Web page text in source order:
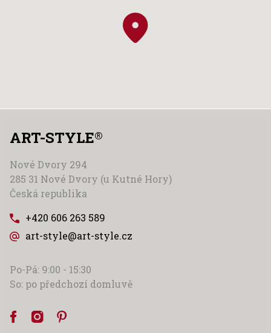
ART-STYLE®
Nové Dvory 294
285 31 Nové Dvory (u Kutné Hory)
Česká republika
+420 606 263 589
art-style@art-style.cz
Po-Pá: 9:00 - 15:30
So: po předchozí domluvě